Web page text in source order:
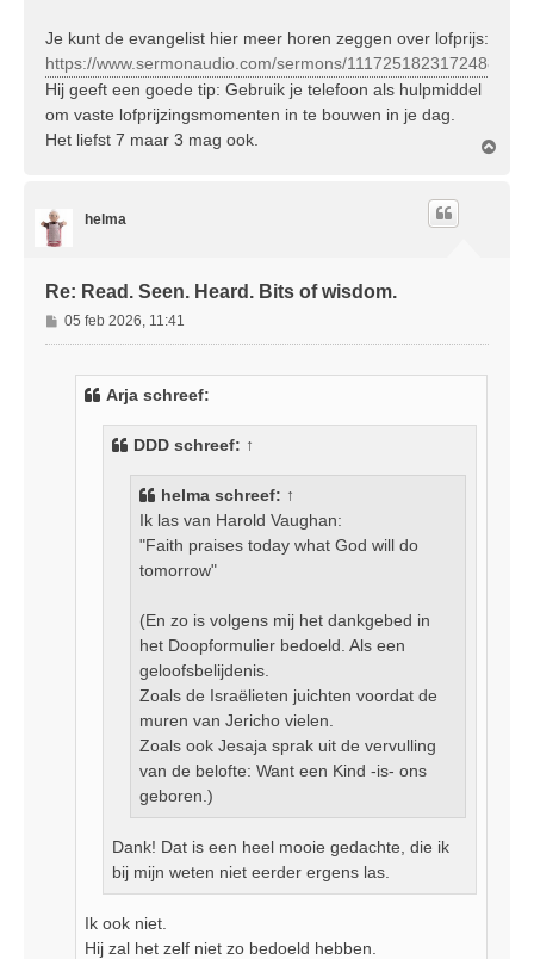
Je kunt de evangelist hier meer horen zeggen over lofprijs:
https://www.sermonaudio.com/sermons/1117251823172488
Hij geeft een goede tip: Gebruik je telefoon als hulpmiddel
om vaste lofprijzingsmomenten in te bouwen in je dag.
Het liefst 7 maar 3 mag ook.
helma
Re: Read. Seen. Heard. Bits of wisdom.
B
e
05 feb 2026, 11:41
Arja schreef:
DDD schreef: ↑
helma schreef: ↑
Ik las van Harold Vaughan:
"Faith praises today what God will do
tomorrow"
(En zo is volgens mij het dankgebed in
het Doopformulier bedoeld. Als een
geloofsbelijdenis.
Zoals de Israëlieten juichten voordat de
muren van Jericho vielen.
Zoals ook Jesaja sprak uit de vervulling
van de belofte: Want een Kind -is- ons
geboren.)
Dank! Dat is een heel mooie gedachte, die ik
bij mijn weten niet eerder ergens las.
Ik ook niet.
Hij zal het zelf niet zo bedoeld hebben.